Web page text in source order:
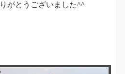
がとうございました^^